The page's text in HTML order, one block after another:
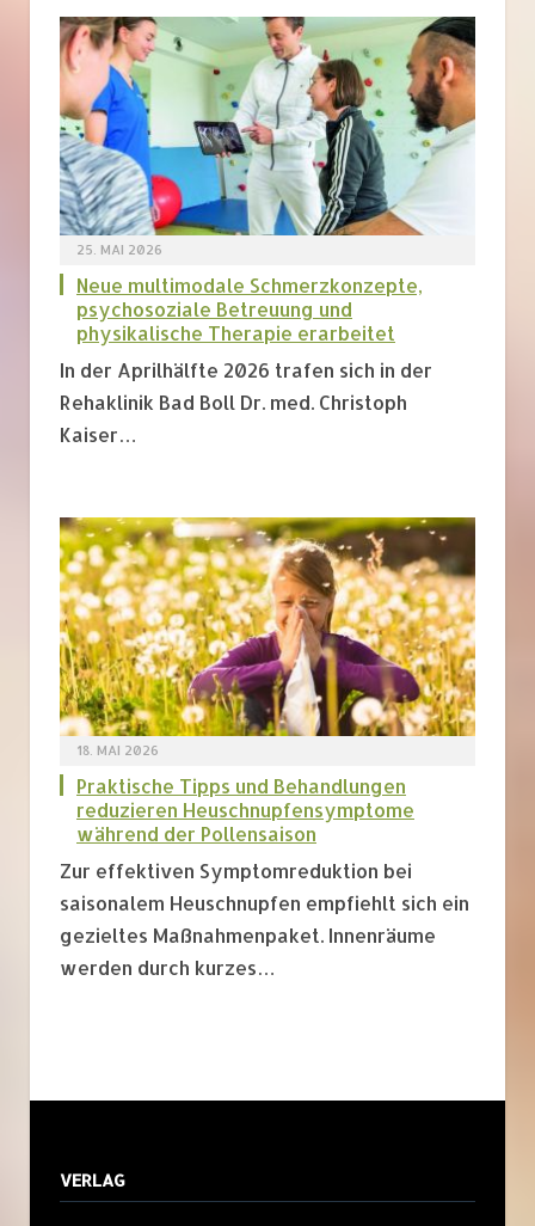
25. MAI 2026
Neue multimodale Schmerzkonzepte,
psychosoziale Betreuung und
physikalische Therapie erarbeitet
In der Aprilhälfte 2026 trafen sich in der
Rehaklinik Bad Boll Dr. med. Christoph
Kaiser…
18. MAI 2026
Praktische Tipps und Behandlungen
reduzieren Heuschnupfensymptome
während der Pollensaison
Zur effektiven Symptomreduktion bei
saisonalem Heuschnupfen empfiehlt sich ein
gezieltes Maßnahmenpaket. Innenräume
werden durch kurzes…
VERLAG